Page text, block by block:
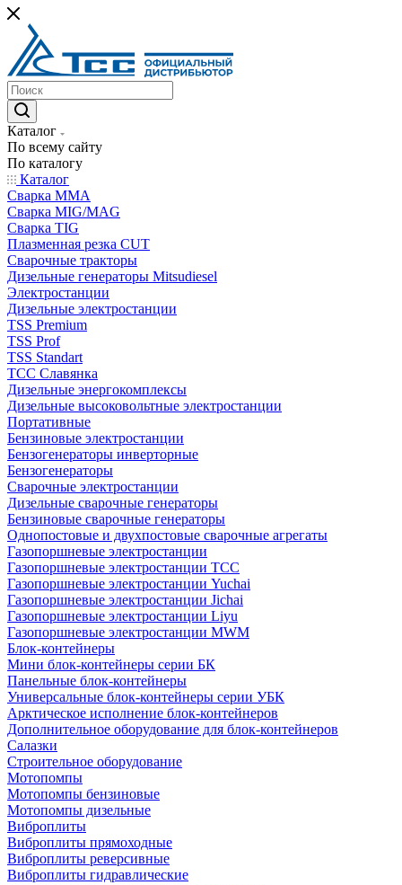
Каталог
По всему сайту
По каталогу
Каталог
Сварка MMA
Сварка MIG/MAG
Сварка TIG
Плазменная резка CUT
Сварочные тракторы
Дизельные генераторы Mitsudiesel
Электростанции
Дизельные электростанции
TSS Premium
TSS Prof
TSS Standart
ТСС Славянка
Дизельные энергокомплексы
Дизельные высоковольтные электростанции
Портативные
Бензиновые электростанции
Бензогенераторы инверторные
Бензогенераторы
Сварочные электростанции
Дизельные сварочные генераторы
Бензиновые сварочные генераторы
Однопостовые и двухпостовые сварочные агрегаты
Газопоршневые электростанции
Газопоршневые электростанции ТСС
Газопоршневые электростанции Yuchai
Газопоршневые электростанции Jichai
Газопоршневые электростанции Liyu
Газопоршневые электростанции MWM
Блок-контейнеры
Мини блок-контейнеры серии БК
Панельные блок-контейнеры
Универсальные блок-контейнеры серии УБК
Арктическое исполнение блок-контейнеров
Дополнительное оборудование для блок-контейнеров
Салазки
Строительное оборудование
Мотопомпы
Мотопомпы бензиновые
Мотопомпы дизельные
Виброплиты
Виброплиты прямоходные
Виброплиты реверсивные
Виброплиты гидравлические